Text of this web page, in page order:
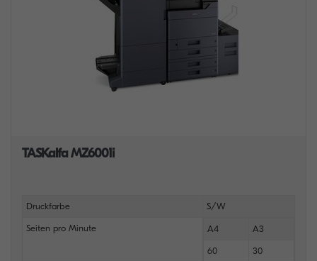
TASKalfa MZ6001i
Druckfarbe S/W
Seiten pro Minute A4 A3
60 30